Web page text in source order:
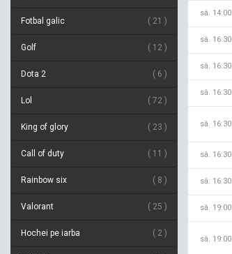
Fotbal galic 21
Golf 12
Dota 2 6
Lol 72
King of glory 23
Call of duty 11
Rainbow six 8
Valorant 25
Hochei pe iarba 2
sâ. 14:00
sâ. 16:30
sâ. 16:30
sâ. 16:30
sâ. 16:30
sâ. 16:30
sâ. 16:30
sâ. 19:00
sâ. 19:00